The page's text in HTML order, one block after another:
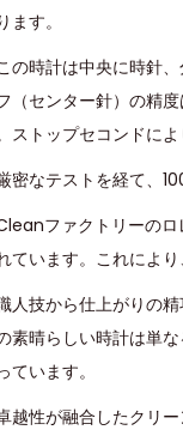
ます。
の時計は中央に時針
（センター針）の精
ストップセコンドに
密なテストを経て、
ファクトリーのロ
ています。これによ
人技から仕上がりの
素晴らしい時計は単
ています。
越性が融合したクリ